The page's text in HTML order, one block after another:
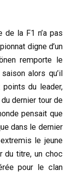
de la F1 n’a pas
digne d’un
remporte le
alors qu’il
du leader,
dernier tour de
pensait que
dans le dernier
le jeune
du titre, un choc
pour le clan